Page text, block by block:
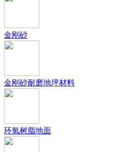
金刚砂
金刚砂耐磨地坪材料
环氧树脂地面